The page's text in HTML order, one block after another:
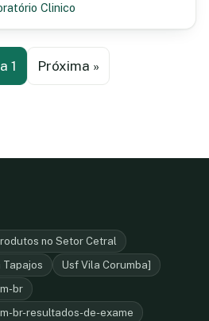
Clinico
1 Próxima »
no Setor Cetral
Tapajos
Usf Vila Corumba]
br
br-resultados-de-exame